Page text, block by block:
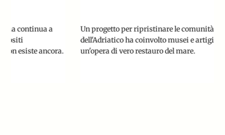
Un progetto per ripristinare le comunità di ostriche
dell'Adriatico ha coinvolto musei e artigianato locale, in
un'opera di vero restauro del mare.